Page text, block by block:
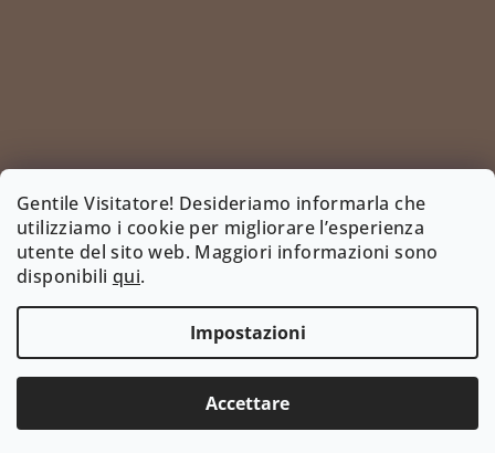
Gentile Visitatore! Desideriamo informarla che
utilizziamo i cookie per migliorare l’esperienza
utente del sito web. Maggiori informazioni sono
disponibili qui.
Impostazioni
Accettare
Segui su Instagram
INSTAGRAM
Creato da Shoptet